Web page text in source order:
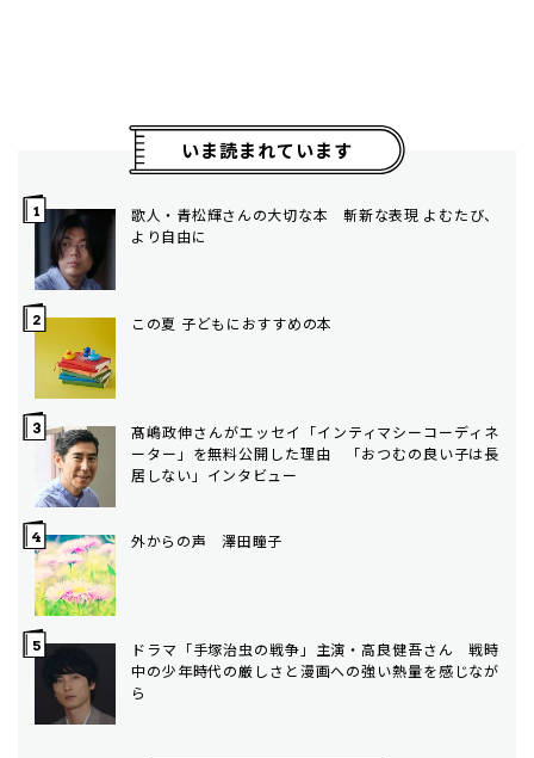
いま読まれています
歌人・青松輝さんの大切な本 斬新な表現 よむたび、
より自由に
この夏 子どもにおすすめの本
髙嶋政伸さんがエッセイ「インティマシーコーディネ
ーター」を無料公開した理由 「おつむの良い子は長
居しない」インタビュー
外からの声 澤田瞳子
ドラマ「手塚治虫の戦争」主演・高良健吾さん 戦時
中の少年時代の厳しさと漫画への強い熱量を感じなが
ら